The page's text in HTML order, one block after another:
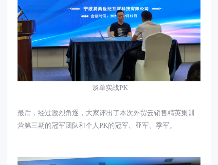
谈单实战PK
最后，经过激烈角逐，大家评出了本次外贸云销售精英集训
营第三期的冠军团队和个人 PK的冠军、亚军、季军。